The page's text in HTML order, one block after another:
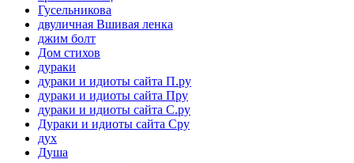
Гусельникова
двуличная Вшивая ленка
джим болт
Дом стихов
дураки
дураки и идиоты сайта П.ру
дураки и идиоты сайта Пру
дураки и идиоты сайта С.ру
Дураки и идиоты сайта Сру
дух
Душа